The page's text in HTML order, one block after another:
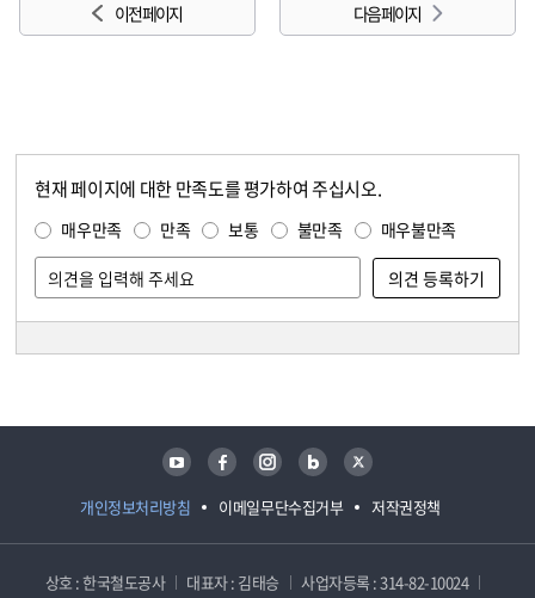
이전 페이지 다음 페이지
현재 페이지에 대한 만족도를 평가하여 주십시오.
매우만족 만족 보통 불만족 매우불만족
개인정보처리방침 이메일무단수집거부 저작권정책
유튜브 페이스북 인스타그램 블로그 트위터
상호 : 한국철도공사 대표자 : 김태승
사업자등록 : 314-82-10024